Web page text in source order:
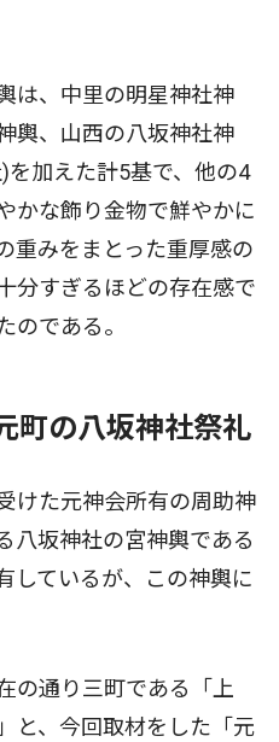
は、中里の明星神社神
輿、山西の八坂神社神
加えた計5基で、他の4
かな飾り金物で鮮やかに
重みをまとった重厚感の
分すぎるほどの存在感で
のである。
町の八坂神社祭礼
けた元神会所有の周助神
八坂神社の宮神輿である
しているが、この神輿に
の通り三町である「上
と、今回取材をした「元